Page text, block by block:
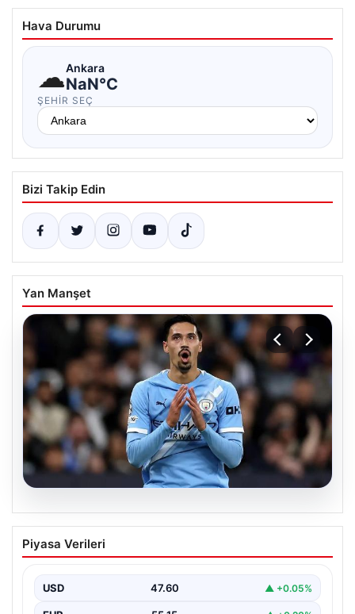
Hava Durumu
☁Ankara
NaN°C
ŞEHIR SEÇ
Bizi Takip Edin
Yan Manşet
04.08.2026
Galatasaray’da orta sahaya dev isim!
Manchester City’nin yıldızı Tijjani
Piyasa Verileri
USD 47.60 ▲ +0.05%